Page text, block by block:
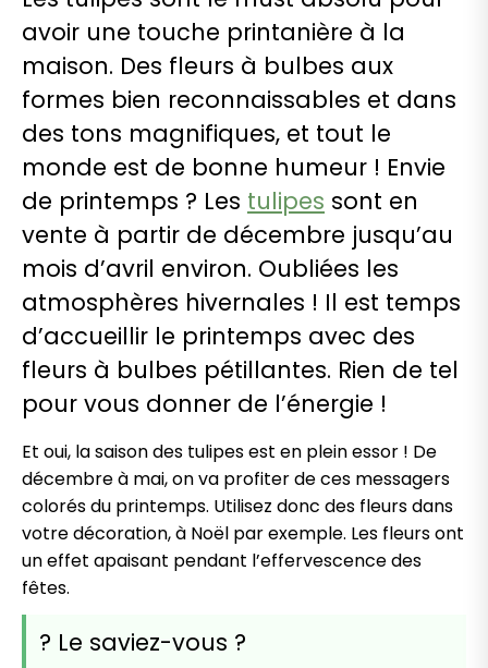
avoir une touche printanière à la
maison. Des fleurs à bulbes aux
formes bien reconnaissables et dans
des tons magnifiques, et tout le
monde est de bonne humeur ! Envie
de printemps ? Les tulipes sont en
vente à partir de décembre jusqu’au
mois d’avril environ. Oubliées les
atmosphères hivernales ! Il est temps
d’accueillir le printemps avec des
fleurs à bulbes pétillantes. Rien de tel
pour vous donner de l’énergie !
Et oui, la saison des tulipes est en plein essor ! De
décembre à mai, on va profiter de ces messagers
colorés du printemps. Utilisez donc des fleurs dans
votre décoration, à Noël par exemple. Les fleurs ont
un effet apaisant pendant l’effervescence des
fêtes.
? Le saviez-vous ?